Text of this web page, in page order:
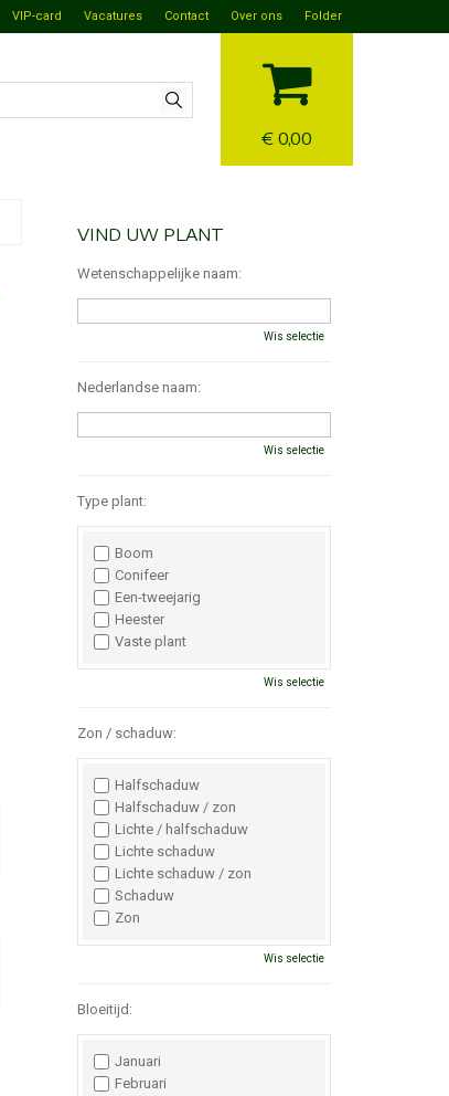
€ 0,00
VIP-card Vacatures Contact Over ons Folder
VIND UW PLANT
Wetenschappelijke naam:
Wis selectie
Nederlandse naam:
Wis selectie
Type plant:
Boom
Conifeer
Een-tweejarig
Heester
Vaste plant
Wis selectie
Zon / schaduw:
Halfschaduw
Halfschaduw / zon
Lichte / halfschaduw
Lichte schaduw
Lichte schaduw / zon
Schaduw
Zon
Wis selectie
Bloeitijd:
Januari
Februari